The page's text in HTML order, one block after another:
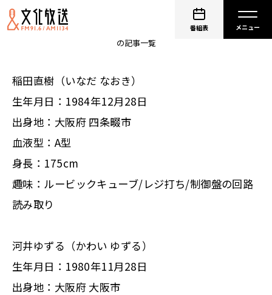
番組表
の記事一覧
稲田直樹（いなだ なおき）
生年月日：1984年12月28日
出身地：大阪府 四条畷市
血液型：A型
身長：175cm
趣味：ルービックキューブ/レジ打ち/制御盤の回路
読み取り
河井ゆずる（かわい ゆずる）
生年月日：1980年11月28日
出身地：大阪府 大阪市